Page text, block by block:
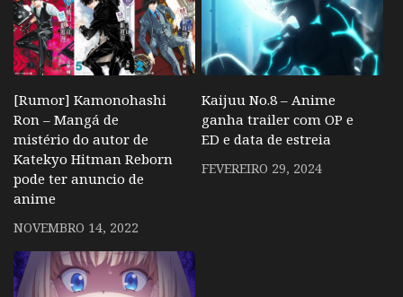
[Rumor] Kamonohashi
Ron – Mangá de
mistério do autor de
Katekyo Hitman Reborn
pode ter anuncio de
anime
NOVEMBRO 14, 2022
Kaijuu No.8 – Anime
ganha trailer com OP e
ED e data de estreia
FEVEREIRO 29, 2024